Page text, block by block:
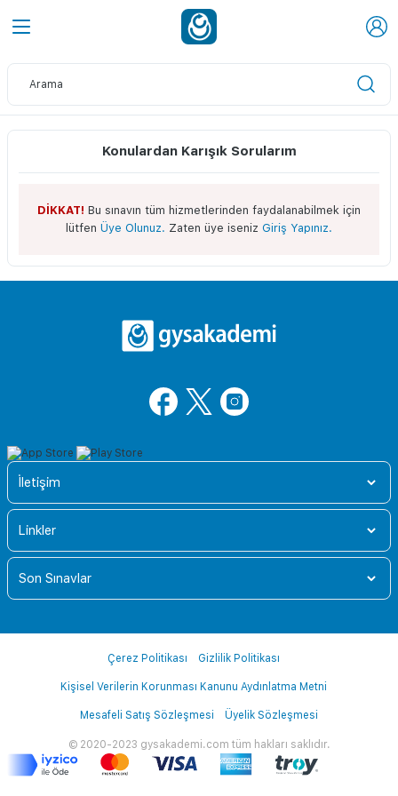
Konulardan Karışık Sorularım
DİKKAT! Bu sınavın tüm hizmetlerinden faydalanabilmek için
lütfen Üye Olunuz. Zaten üye iseniz Giriş Yapınız.
İletişim
Linkler
Son Sınavlar
© 2020-2023 gysakademi.com tüm hakları saklıdır.
Çerez Politikası Gizlilik Politikası
Kişisel Verilerin Korunması Kanunu Aydınlatma Metni
Mesafeli Satış Sözleşmesi Üyelik Sözleşmesi